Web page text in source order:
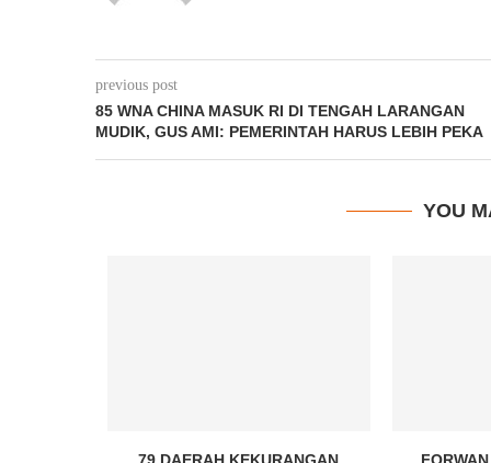
previous post
85 WNA CHINA MASUK RI DI TENGAH LARANGAN
MUDIK, GUS AMI: PEMERINTAH HARUS LEBIH PEKA
YOU